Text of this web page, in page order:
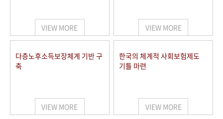
세계와 함께 한 KIHASA
VR 역사관
VIEW MORE VIEW MORE
다층노후소득보장체계 기반 구
축
VIEW MORE
한국의 체계적 사회보험제도
기틀 마련
VIEW MORE